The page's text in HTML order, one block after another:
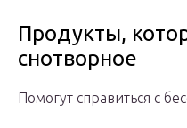
Продукты,
снотворное
Помогут справиться с